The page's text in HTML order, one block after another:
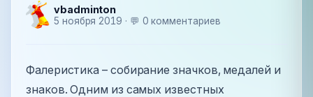
vbadminton
5 ноября 2019 · 💬 0 комментариев
Фалеристика – собирание значков, медалей и
знаков. Одним из самых известных